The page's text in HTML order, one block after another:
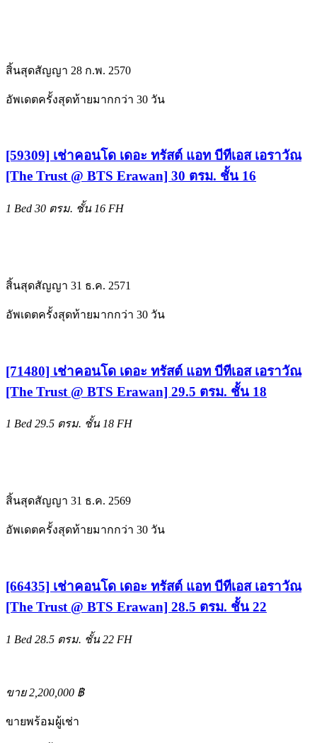
สิ้นสุดสัญญา 28 ก.พ. 2570
อัพเดตครั้งสุดท้ายมากกว่า 30 วัน
[59309] เช่าคอนโด เดอะ ทรัสต์ แอท บีทีเอส เอราวัณ
[The Trust @ BTS Erawan] 30 ตรม. ชั้น 16
1 Bed 30 ตรม. ชั้น 16 FH
สิ้นสุดสัญญา 31 ธ.ค. 2571
อัพเดตครั้งสุดท้ายมากกว่า 30 วัน
[71480] เช่าคอนโด เดอะ ทรัสต์ แอท บีทีเอส เอราวัณ
[The Trust @ BTS Erawan] 29.5 ตรม. ชั้น 18
1 Bed 29.5 ตรม. ชั้น 18 FH
สิ้นสุดสัญญา 31 ธ.ค. 2569
อัพเดตครั้งสุดท้ายมากกว่า 30 วัน
[66435] เช่าคอนโด เดอะ ทรัสต์ แอท บีทีเอส เอราวัณ
[The Trust @ BTS Erawan] 28.5 ตรม. ชั้น 22
1 Bed 28.5 ตรม. ชั้น 22 FH
ขาย 2,200,000 ฿
ขายพร้อมผู้เช่า